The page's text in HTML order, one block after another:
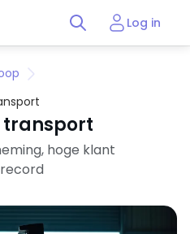
Log in
transport
hoge klant